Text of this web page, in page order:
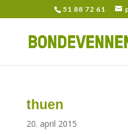
51 88 72 61
thuen
20. april 2015